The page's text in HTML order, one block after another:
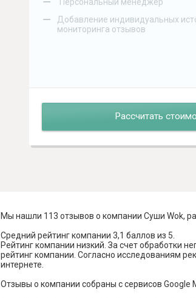
–
Добавление индивидуальных
мониторинга отзывов
Рассчитать
Мы нашли 113 отзывов о компании Суши Wok,
Средний рейтинг компании 3,1 баллов из 5.
Рейтинг компании низкий. За счет обработки
рейтинг компании. Согласно исследованиям
интернете.
Отзывы о компании собраны с сервисов Google